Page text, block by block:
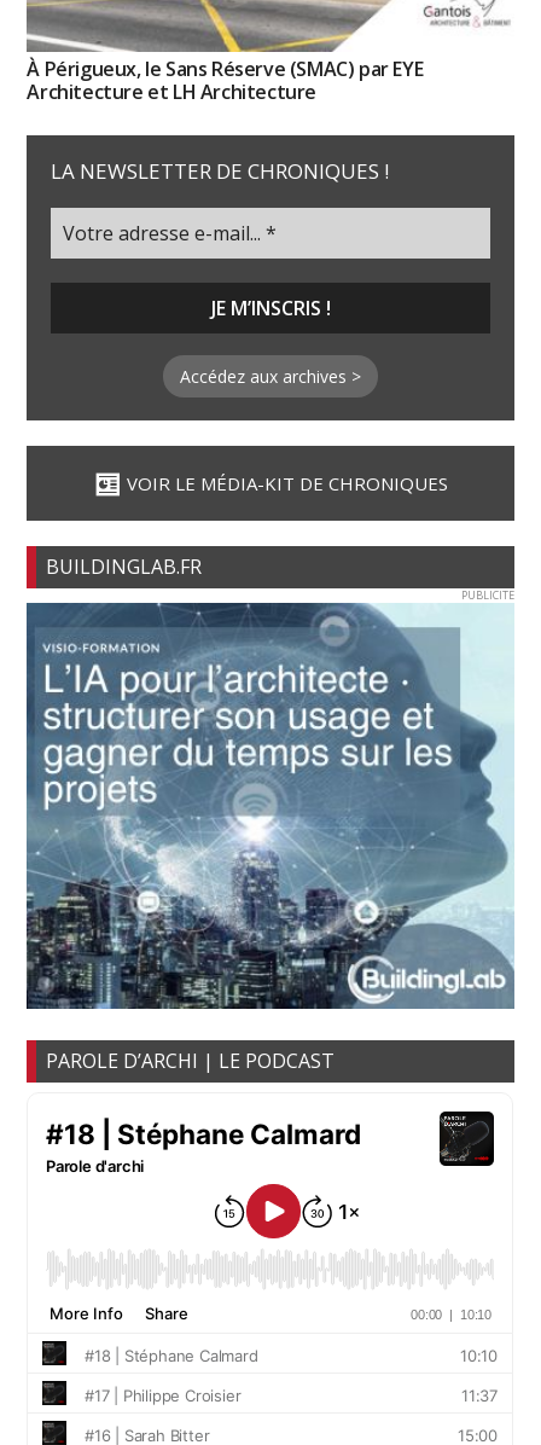
À Périgueux, le Sans Réserve (SMAC) par EYE
Architecture et LH Architecture
LA NEWSLETTER DE CHRONIQUES !
Accédez aux archives >
VOIR LE MÉDIA-KIT DE CHRONIQUES
BUILDINGLAB.FR
PUBLICITE
PAROLE D’ARCHI | LE PODCAST